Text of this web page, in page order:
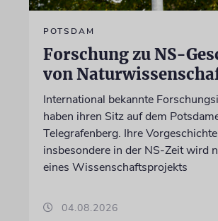
POTSDAM
Forschung zu NS-
von
International bekannte
haben ihren Sitz auf dem
Telegrafenberg. Ihre Vorgeschichte
insbesondere in der NS-Zeit wird
eines Wissenschaftsprojekts
04.08.2026